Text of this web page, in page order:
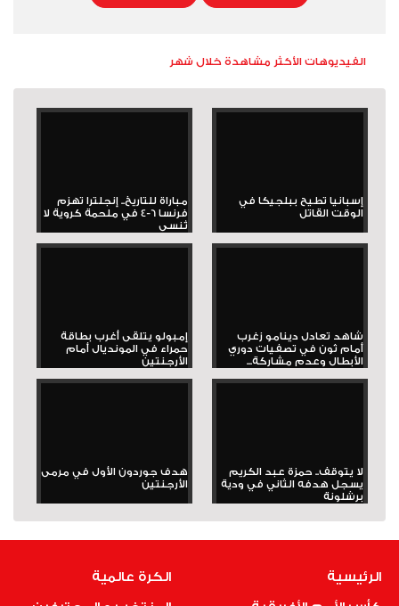
الفيديوهات الأكثر مشاهدة خلال شهر
إسبانيا تطيح ببلجيكا في
الوقت القاتل
مباراة للتاريخ.. إنجلترا تهزم
فرنسا 6-4 في ملحمة كروية لا
تُنسى
شاهد تعادل دينامو زغرب
أمام ثون في تصفيات دوري
الأبطال وعدم مشاركة...
إمبولو يتلقى أغرب بطاقة
حمراء في المونديال أمام
الأرجنتين
لا يتوقف.. حمزة عبد الكريم
يسجل هدفه الثاني في ودية
برشلونة
هدف جوردون الأول في مرمى
الأرجنتين
الرئيسية
الكرة عالمية